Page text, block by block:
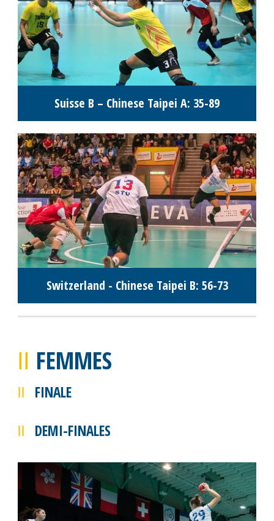
Suisse B – Chinese Taipei A: 35-89
Switzerland - Chinese Taipei B: 56-73
FEMMES
FINALE
DEMI-FINALES